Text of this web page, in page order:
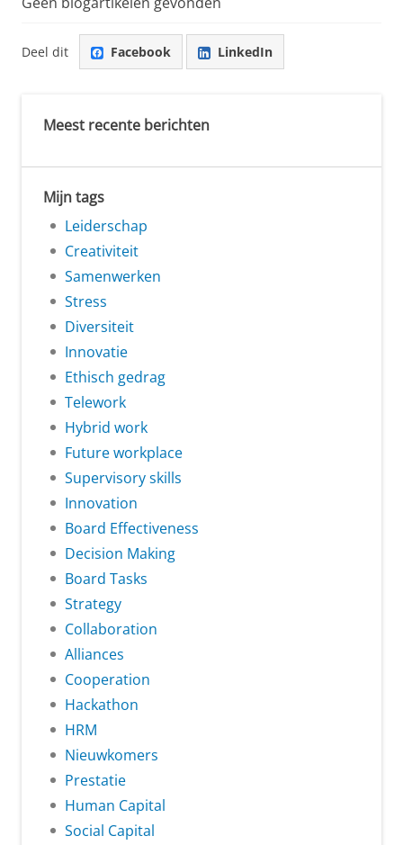
Deel dit Facebook LinkedIn
Meest recente berichten
Mijn tags
Leiderschap
Creativiteit
Samenwerken
Stress
Diversiteit
Innovatie
Ethisch gedrag
Telework
Hybrid work
Future workplace
Supervisory skills
Innovation
Board Effectiveness
Decision Making
Board Tasks
Strategy
Collaboration
Alliances
Cooperation
Hackathon
HRM
Nieuwkomers
Prestatie
Human Capital
Social Capital